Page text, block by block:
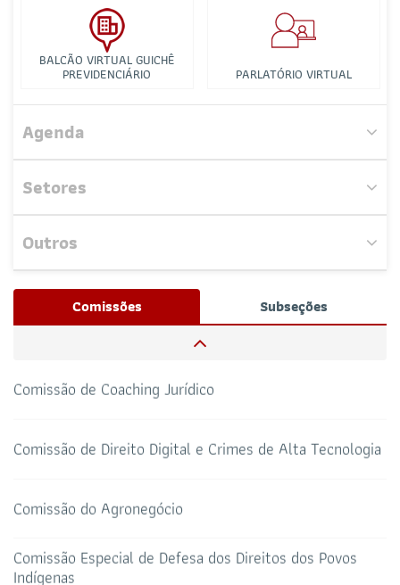
BALCÃO VIRTUAL GUICHÊ
PREVIDENCIÁRIO PARLATÓRIO VIRTUAL
Agenda
Nenhum evento próximo encontrado.
Setores
Josué Henrique, / Whatsapp (32172100)
RESPONSÁVEIS
69 3217-2099
TELEFONE
E-MAIL
Todos os setores
Outros
TRIBUNAL DE ÉTICA CANAL PRERROGATIVAS
HOTEL DE TRÂNSITO CLUBE DA OAB
Comissões Subseções
Comissão da Mulher Advogada
Comissão Especial de Seleção de Procurador
Comissão de Orçamentos e Contas
Comissão de Coaching Jurídico
Comissão de Direito Digital e Crimes de Alta Tecnologia
Comissão do Agronegócio
Comissão Especial de Defesa dos Direitos dos Povos
Indígenas